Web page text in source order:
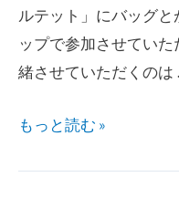
ルテット」にバッグ
ップで参加させてい
緒させていただくの
表
もっと読む »